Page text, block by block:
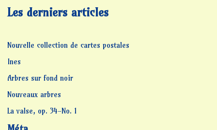
Les derniers articles
Nouvelle collection de cartes postales
Ines
Arbres sur fond noir
Nouveaux arbres
La valse, op. 34-No. 1